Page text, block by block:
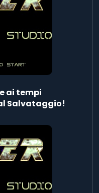
ai tempi
Salvataggio!